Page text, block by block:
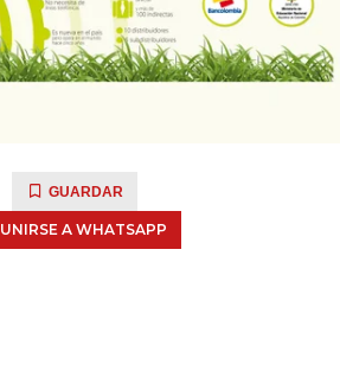
GUARDAR
UNIRSE A WHATSAPP